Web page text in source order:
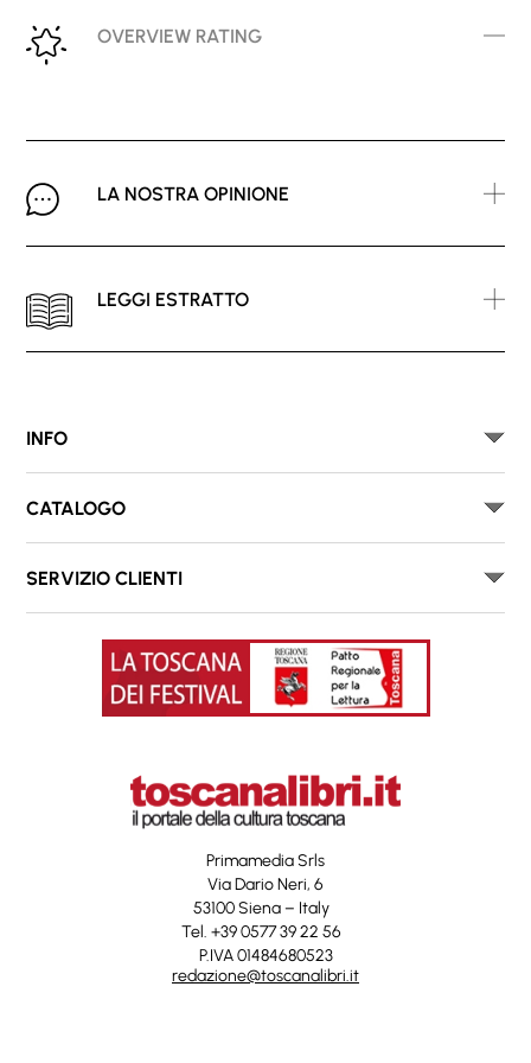
OVERVIEW RATING
LA NOSTRA OPINIONE
LEGGI ESTRATTO
INFO
CATALOGO
SERVIZIO CLIENTI
Primamedia Srls
Via Dario Neri, 6
53100 Siena – Italy
Tel. +39 0577 39 22 56
P.IVA 01484680523
redazione@toscanalibri.it